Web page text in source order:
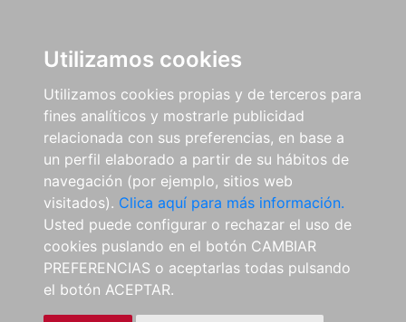
Utilizamos cookies
Utilizamos cookies propias y de terceros para
fines analíticos y mostrarle publicidad
relacionada con sus preferencias, en base a
un perfil elaborado a partir de su hábitos de
navegación (por ejemplo, sitios web
visitados). Clica aquí para más información.
Usted puede configurar o rechazar el uso de
cookies puslando en el botón CAMBIAR
PREFERENCIAS o aceptarlas todas pulsando
el botón ACEPTAR.